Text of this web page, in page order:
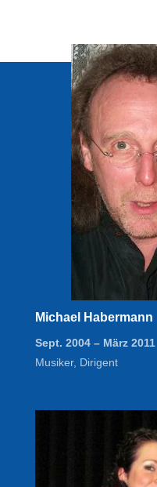
Michael Habermann
Sept. 2004 – März 2011
Musiker, Dirigent